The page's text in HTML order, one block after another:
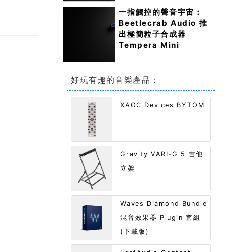
一指觸控的聲音宇宙：
Beetlecrab Audio 推
出極簡粒子合成器
Tempera Mini
好玩有趣的音樂產品：
XAOC Devices BYTOM
Gravity VARI-G 5 吉他
立架
Waves Diamond Bundle
混音效果器 Plugin 套組
(下載版)